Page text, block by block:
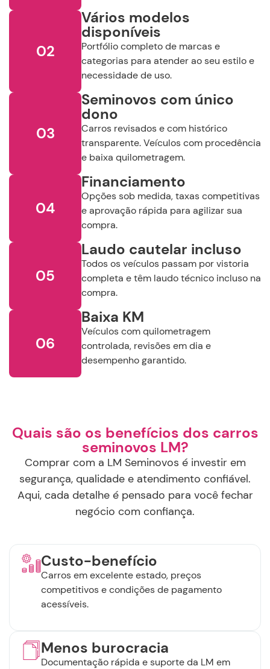
02
Vários modelos
disponíveis
Portfólio completo de marcas e
categorias para atender ao seu estilo e
necessidade de uso.
03
Seminovos com único
dono
Carros revisados e com histórico
transparente. Veículos com procedência
e baixa quilometragem.
04
Financiamento
Opções sob medida, taxas competitivas
e aprovação rápida para agilizar sua
compra.
05
Laudo cautelar incluso
Todos os veículos passam por vistoria
completa e têm laudo técnico incluso na
compra.
06
Baixa KM
Veículos com quilometragem
controlada, revisões em dia e
desempenho garantido.
Quais são os benefícios dos carros
seminovos LM?
Comprar com a LM Seminovos é investir em
segurança, qualidade e atendimento confiável.
Aqui, cada detalhe é pensado para você fechar
negócio com confiança.
Custo-benefício
Carros em excelente estado, preços
competitivos e condições de pagamento
acessíveis.
Menos burocracia
Documentação rápida e suporte da LM em